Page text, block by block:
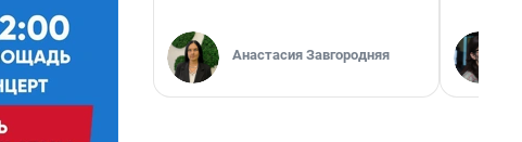
Анастасия Завгородняя